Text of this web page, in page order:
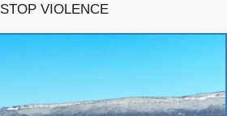
STOP VIOLENCE